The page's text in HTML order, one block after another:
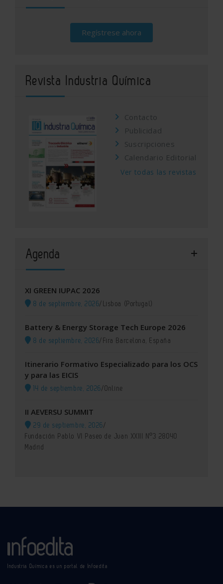
Regístrese ahora
Revista Industria Química
Contacto
Publicidad
Suscripciones
Calendario Editorial
Ver todas las revistas
Agenda
XI GREEN IUPAC 2026
8 de septiembre, 2026/Lisboa (Portugal)
Battery & Energy Storage Tech Europe 2026
8 de septiembre, 2026/Fira Barcelona, España
Itinerario Formativo Especializado para los OCS
y para las EICIS
14 de septiembre, 2026/Online
II AEVERSU SUMMIT
29 de septiembre, 2026/
Fundación Pablo VI Paseo de Juan XXIII Nº3 28040
Madrid
Industria Química es un portal de Infoedita